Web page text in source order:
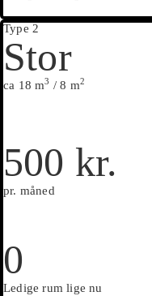
Type 2
Stor
ca 18 m3 / 8 m2
500 kr.
pr. måned
0
Ledige rum lige nu